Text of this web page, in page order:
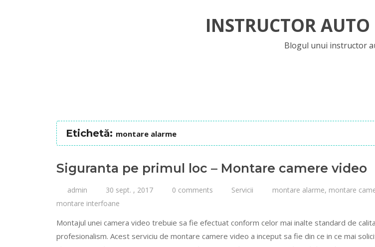
INSTRUCTOR
Blogul unui instructor
Etichetă: montare alarme
Siguranta pe primul loc – Montare camere video
admin 30 sept. , 2017 0 comments Servicii montare alarme, montare
montare interfoane
Montajul unei camera video trebuie sa fie efectuat conform celor mai inalte standard de
profesionalism. Acest serviciu de montare camere video a inceput sa fie din ce in ce mai